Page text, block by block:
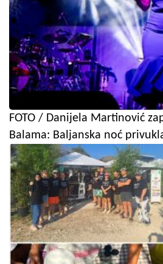
FOTO / Danijela Martinović
Balama: Baljanska noć